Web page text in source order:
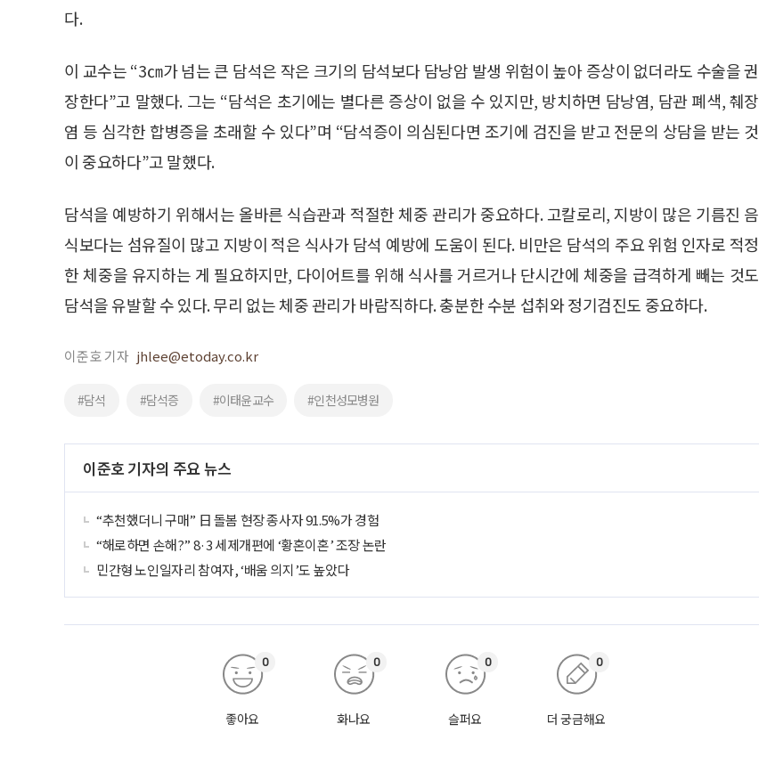
다.
이 교수는 “3㎝가 넘는 큰 담석은 작은 크기의 담석보다 담낭암 발생 위험이 높아 증상이 없더라도 수술을 권
장한다”고 말했다. 그는 “담석은 초기에는 별다른 증상이 없을 수 있지만, 방치하면 담낭염, 담관 폐색, 췌장
염 등 심각한 합병증을 초래할 수 있다”며 “담석증이 의심된다면 조기에 검진을 받고 전문의 상담을 받는 것
이 중요하다”고 말했다.
담석을 예방하기 위해서는 올바른 식습관과 적절한 체중 관리가 중요하다. 고칼로리, 지방이 많은 기름진 음
식보다는 섬유질이 많고 지방이 적은 식사가 담석 예방에 도움이 된다. 비만은 담석의 주요 위험 인자로 적정
한 체중을 유지하는 게 필요하지만, 다이어트를 위해 식사를 거르거나 단시간에 체중을 급격하게 빼는 것도
담석을 유발할 수 있다. 무리 없는 체중 관리가 바람직하다. 충분한 수분 섭취와 정기검진도 중요하다.
이준호 기자 jhlee@etoday.co.kr
#담석 #담석증 #이태윤교수 #인천성모병원
이준호 기자의 주요 뉴스
“추천했더니 구매” 日 돌봄 현장 종사자 91.5%가 경험
“해로하면 손해?” 8·3 세제개편에 ‘황혼이혼’ 조장 논란
민간형 노인일자리 참여자, ‘배움 의지’도 높았다
좋아요
0
화나요
0
슬퍼요
0
더 궁금해요
0